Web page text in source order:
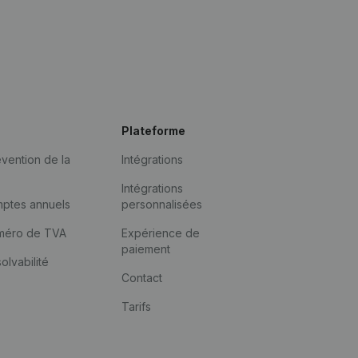
de la
annuels
de TVA
Plateforme
Intégrations
Intégrations
personnalisées
Expérience de
paiement
Contact
Tarifs